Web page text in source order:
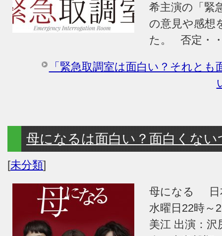
希主演の「緊
の意見や感想
た。 否定・
「緊急取調室は面白い？それと
母になるは面白い？面白くな
[未分類]
母になる 日
水曜日22時
美江 出演：